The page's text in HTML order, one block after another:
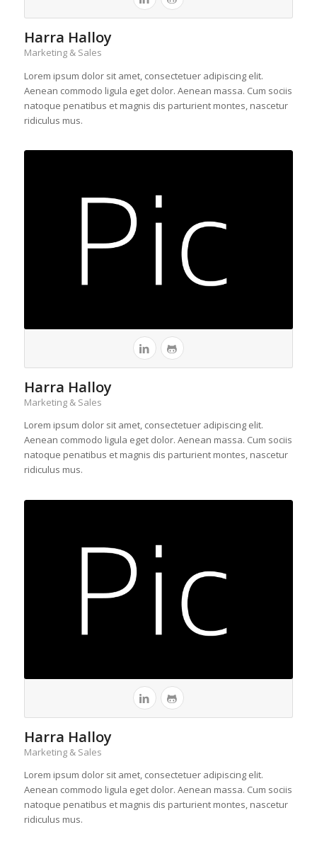
Harra Halloy
Marketing & Sales
Lorem ipsum dolor sit amet, consectetuer adipiscing elit.
Aenean commodo ligula eget dolor. Aenean massa. Cum sociis
natoque penatibus et magnis dis parturient montes, nascetur
ridiculus mus.
Harra Halloy
Marketing & Sales
Lorem ipsum dolor sit amet, consectetuer adipiscing elit.
Aenean commodo ligula eget dolor. Aenean massa. Cum sociis
natoque penatibus et magnis dis parturient montes, nascetur
ridiculus mus.
Harra Halloy
Marketing & Sales
Lorem ipsum dolor sit amet, consectetuer adipiscing elit.
Aenean commodo ligula eget dolor. Aenean massa. Cum sociis
natoque penatibus et magnis dis parturient montes, nascetur
ridiculus mus.